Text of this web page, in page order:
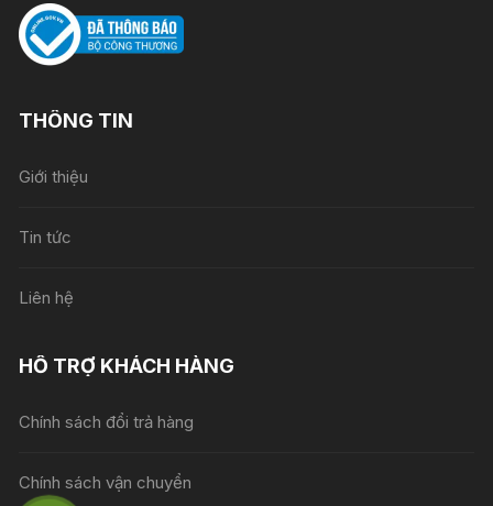
THÔNG TIN
Giới thiệu
Tin tức
Liên hệ
HỖ TRỢ KHÁCH HÀNG
Chính sách đổi trả hàng
Chính sách vận chuyển